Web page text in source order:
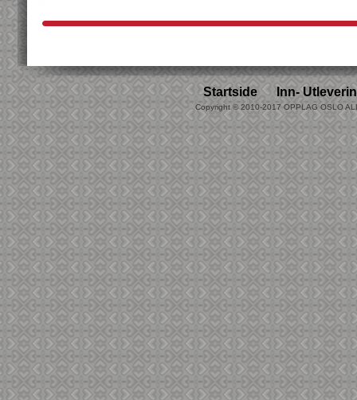
Startside Inn-
Copyright © 2010-2017 OPPLAG OSLO